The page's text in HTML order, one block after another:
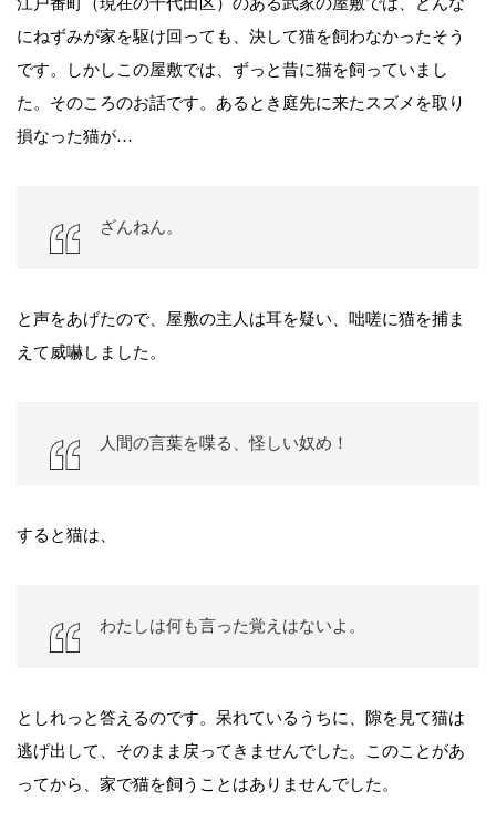
にねずみが家を駆け回っても、決して猫を飼わなかったそう
です。しかしこの屋敷では、ずっと昔に猫を飼っていまし
た。そのころのお話です。あるとき庭先に来たスズメを取り
損なった猫が…
ざんねん。
と声をあげたので、屋敷の主人は耳を疑い、咄嗟に猫を捕ま
えて威嚇しました。
人間の言葉を喋る、怪しい奴め！
すると猫は、
わたしは何も言った覚えはないよ。
としれっと答えるのです。呆れているうちに、隙を見て猫は
逃げ出して、そのまま戻ってきませんでした。このことがあ
ってから、家で猫を飼うことはありませんでした。